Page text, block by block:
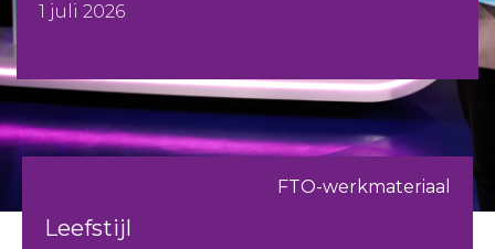
1 juli 2026
FTO-werkmateriaal
Leefstijl